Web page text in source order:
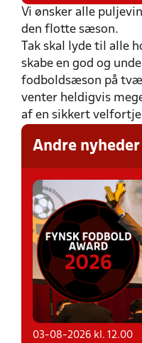
Vi ønsker alle
den flotte sæson.
Tak skal lyde til alle
skabe en god og
fodboldsæson på
venter heldigvis
af en sikkert
Andre nyheder
03-08-2026 kl. 12.00